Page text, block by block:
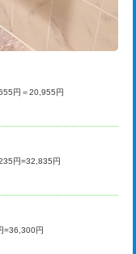
円＝20,955円
円=32,835円
=36,300円